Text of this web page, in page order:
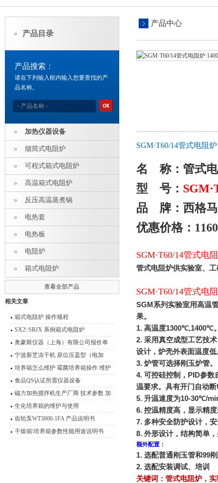
产品目录
产品搜索：
请在下列输入框内输入您要查找的产
品名称。
加热仪器设备
烟筒式电阻炉
可程式箱式电阻炉
高温箱式电阻炉
反压高温蒸煮锅
电热套
电热板
电阻炉
箱式电阻炉
查看全部产品
相关文章
箱式电阻炉 操作规程
SX2\ SRJX 系例箱式电阻炉
奥豪斯仪器（上海）有限公司报价单
宁波新芝冻干机 原位压盖型（电加
热）冷冻干燥机
培养箱怎么维护 霉菌培养箱操作 维护
技术说明
食品QS认证所需仪器设备
磁力加热搅拌机生产厂商 技术参数 加
热磁力搅拌器应用范围
生化培养箱的维护与使用
齿轮泵WT3000-1FA 产品说明书
干燥箱\培养箱参数性能用途说明书
产品中心
SGM·T60/14管式电阻
名 称： 管式
型 号： SGM
品 牌：西格马
优惠价格：
SGM·T60/14管式电
管式电阻炉供实验室、
SGM·T60/14管式电
SGM 系列实验室用高温
果。
1. 高温度1300℃,1400℃
2. 采用真空成型工艺技
设计，炉壳外表面温度低
3. 炉管可选择刚玉炉管。
4. 可控硅控制， PID参数
温要求。具有开门自动
5. 升温速度为10-30℃/
6. 控温精度高，显示精度
7. 多种安全防护设计，
8. 外形设计，结构简单
额外配置：
1. 选配普通刚玉管和99
2. 选配安装调试、培训
关键词： 管式电阻炉 ， 实